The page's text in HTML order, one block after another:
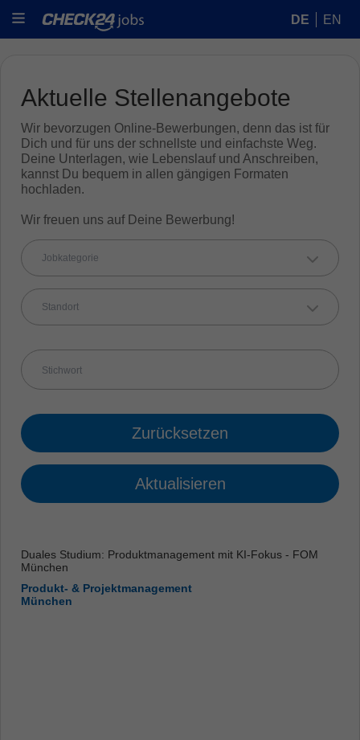
DE EN
Aktuelle Stellenangebote
Wir bevorzugen Online-Bewerbungen, denn das ist für
Dich und für uns der schnellste und einfachste Weg.
Deine Unterlagen, wie Lebenslauf und Anschreiben,
kannst Du bequem in allen gängigen Formaten
hochladen.
Wir freuen uns auf Deine Bewerbung!
Jobkategorie
Standort
Zurücksetzen
Aktualisieren
Duales Studium: Produktmanagement mit KI-Fokus - FOM
München
Produkt- & Projektmanagement
München